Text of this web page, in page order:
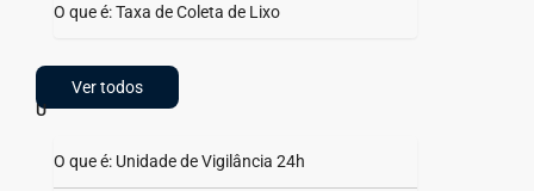
O que é: Taxa de Coleta de Lixo
Ver todos
U
O que é: Unidade de Vigilância 24h